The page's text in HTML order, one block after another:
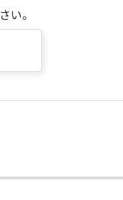
い。